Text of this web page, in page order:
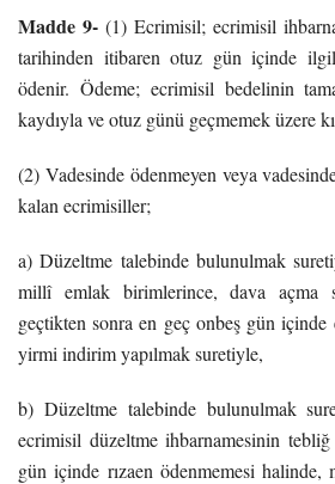
Madde 9- (1) Ecrimisil; ecrimisil
tarihinden itibaren otuz gün içinde
ödenir. Ödeme; ecrimisil bedelinin
kaydıyla ve otuz günü geçmemek üzere
(2) Vadesinde ödenmeyen veya
kalan ecrimisiller;
a) Düzeltme talebinde bulunulmak
millî emlak birimlerince, dava açma
geçtikten sonra en geç onbeş gün
yirmi indirim yapılmak suretiyle,
b) Düzeltme talebinde bulunulmak
ecrimisil düzeltme ihbarnamesinin
gün içinde rızaen ödenmemesi